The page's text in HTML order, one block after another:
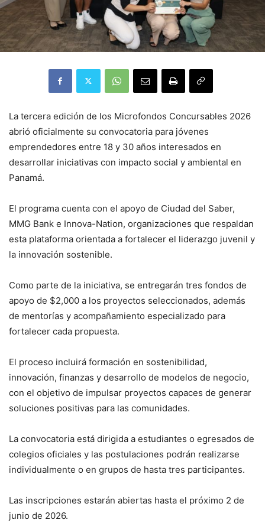
La tercera edición de los Microfondos Concursables 2026
abrió oficialmente su convocatoria para jóvenes
emprendedores entre 18 y 30 años interesados en
desarrollar iniciativas con impacto social y ambiental en
Panamá.
El programa cuenta con el apoyo de Ciudad del Saber,
MMG Bank e Innova-Nation, organizaciones que respaldan
esta plataforma orientada a fortalecer el liderazgo juvenil y
la innovación sostenible.
Como parte de la iniciativa, se entregarán tres fondos de
apoyo de $2,000 a los proyectos seleccionados, además
de mentorías y acompañamiento especializado para
fortalecer cada propuesta.
El proceso incluirá formación en sostenibilidad,
innovación, finanzas y desarrollo de modelos de negocio,
con el objetivo de impulsar proyectos capaces de generar
soluciones positivas para las comunidades.
La convocatoria está dirigida a estudiantes o egresados de
colegios oficiales y las postulaciones podrán realizarse
individualmente o en grupos de hasta tres participantes.
Las inscripciones estarán abiertas hasta el próximo 2 de
junio de 2026.